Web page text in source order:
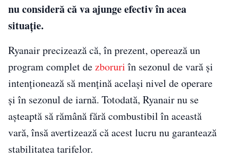
nu consideră că va ajunge efectiv în acea
situație.
Ryanair precizează că, în prezent, operează un
program complet dezboruriîn sezonul de vară și
intenționează să mențină același nivel de operare
și în sezonul de iarnă. Totodată, Ryanair nu se
așteaptă să rămână fără combustibil în această
vară, însă avertizează că acest lucru nu garantează
stabilitatea tarifelor.